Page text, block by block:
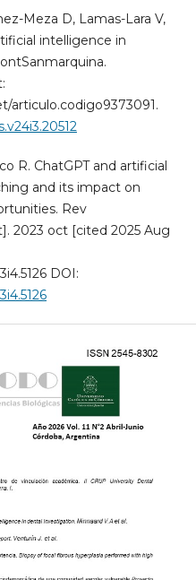
Meza D, Lamas-Lara V,
intelligence in
articulo.codigo9373091.
R. ChatGPT and artificial
and its impact on
Rev
2023 oct [cited 2025 Aug
DOI: